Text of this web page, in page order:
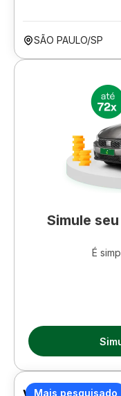
SÃO PAULO/SP
Simule
É
Mais pesquisado